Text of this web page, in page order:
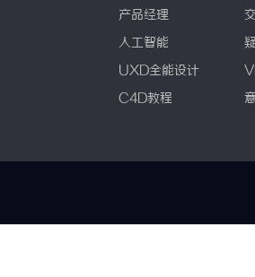
产品经理
人工智能
UXD全能设计
C4D教程